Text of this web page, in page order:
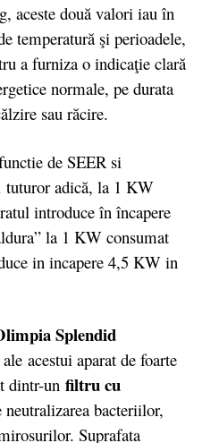
aceste două valori iau în
temperatură şi perioadele,
a furniza o indicaţie clară
normale, pe durata
sau răcire.
de SEER si
adică, la 1 KW
introduce în încapere
la 1 KW consumat
in incapere 4,5 KW in
acestui aparat de foarte
dintr-un filtru cu
bacteriilor,
Suprafata